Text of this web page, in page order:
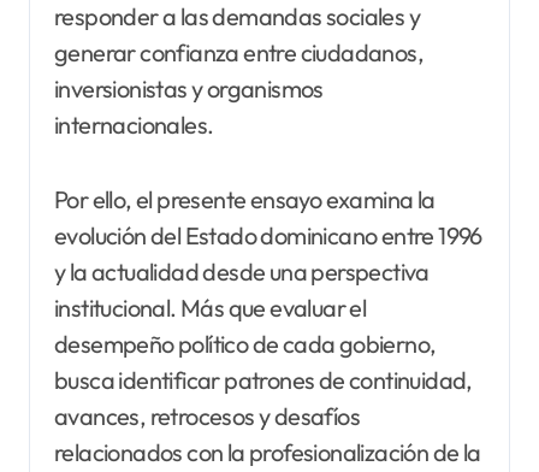
responder a las demandas sociales y
generar confianza entre ciudadanos,
inversionistas y organismos
internacionales.
Por ello, el presente ensayo examina la
evolución del Estado dominicano entre 1996
y la actualidad desde una perspectiva
institucional. Más que evaluar el
desempeño político de cada gobierno,
busca identificar patrones de continuidad,
avances, retrocesos y desafíos
relacionados con la profesionalización de la